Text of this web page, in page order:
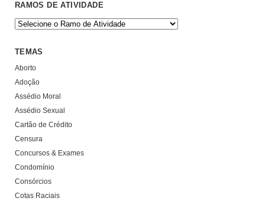
RAMOS DE ATIVIDADE
TEMAS
Aborto
Adoção
Assédio Moral
Assédio Sexual
Cartão de Crédito
Censura
Concursos & Exames
Condomínio
Consórcios
Cotas Raciais